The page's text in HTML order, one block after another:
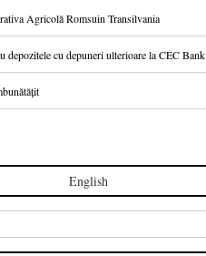
Agricolă Romsuin Transilvania
depozitele cu depuneri ulterioare la CEC Bank
English